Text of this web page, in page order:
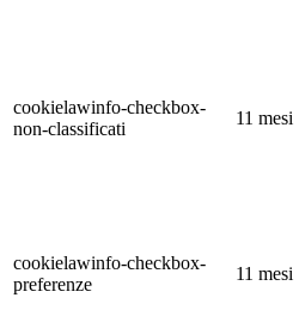
cookielawinfo-checkbox-
non-classificati
11 mesi
cookielawinfo-checkbox-
preferenze
11 mesi